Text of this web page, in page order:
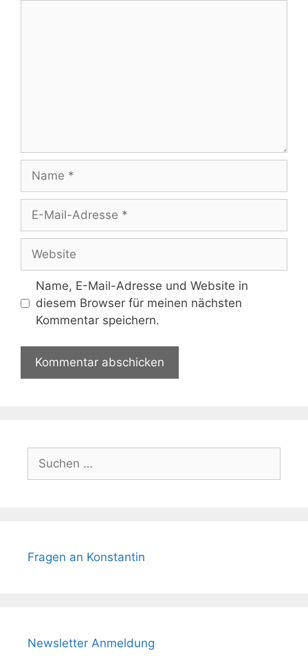
Mail-
Adresse
Name, E-Mail-Adresse und Website in
diesem Browser für meinen nächsten
Kommentar speichern.
Suchen
nach:
Fragen an Konstantin
Newsletter Anmeldung